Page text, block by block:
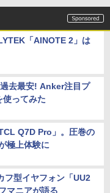
「AINOTE 2」は
去最安! Anker注目プ
使ってみた
Q7D Pro」。圧巻の
極上体験に
フ型イヤフォン「UU2
マニアが語る